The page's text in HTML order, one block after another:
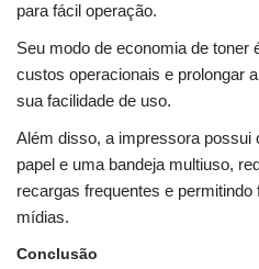
para fácil operação.
Seu modo de economia de toner
custos operacionais e prolongar
sua facilidade de uso.
Além disso, a impressora possui
papel e uma bandeja multiuso,
recargas frequentes e
mídias.
Conclusão